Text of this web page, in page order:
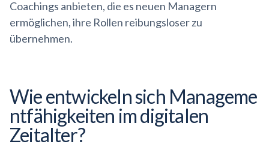
Coachings anbieten, die es neuen Managern
ermöglichen, ihre Rollen reibungsloser zu
übernehmen.
Wie entwickeln sich Manageme
ntfähigkeiten im digitalen
Zeitalter?